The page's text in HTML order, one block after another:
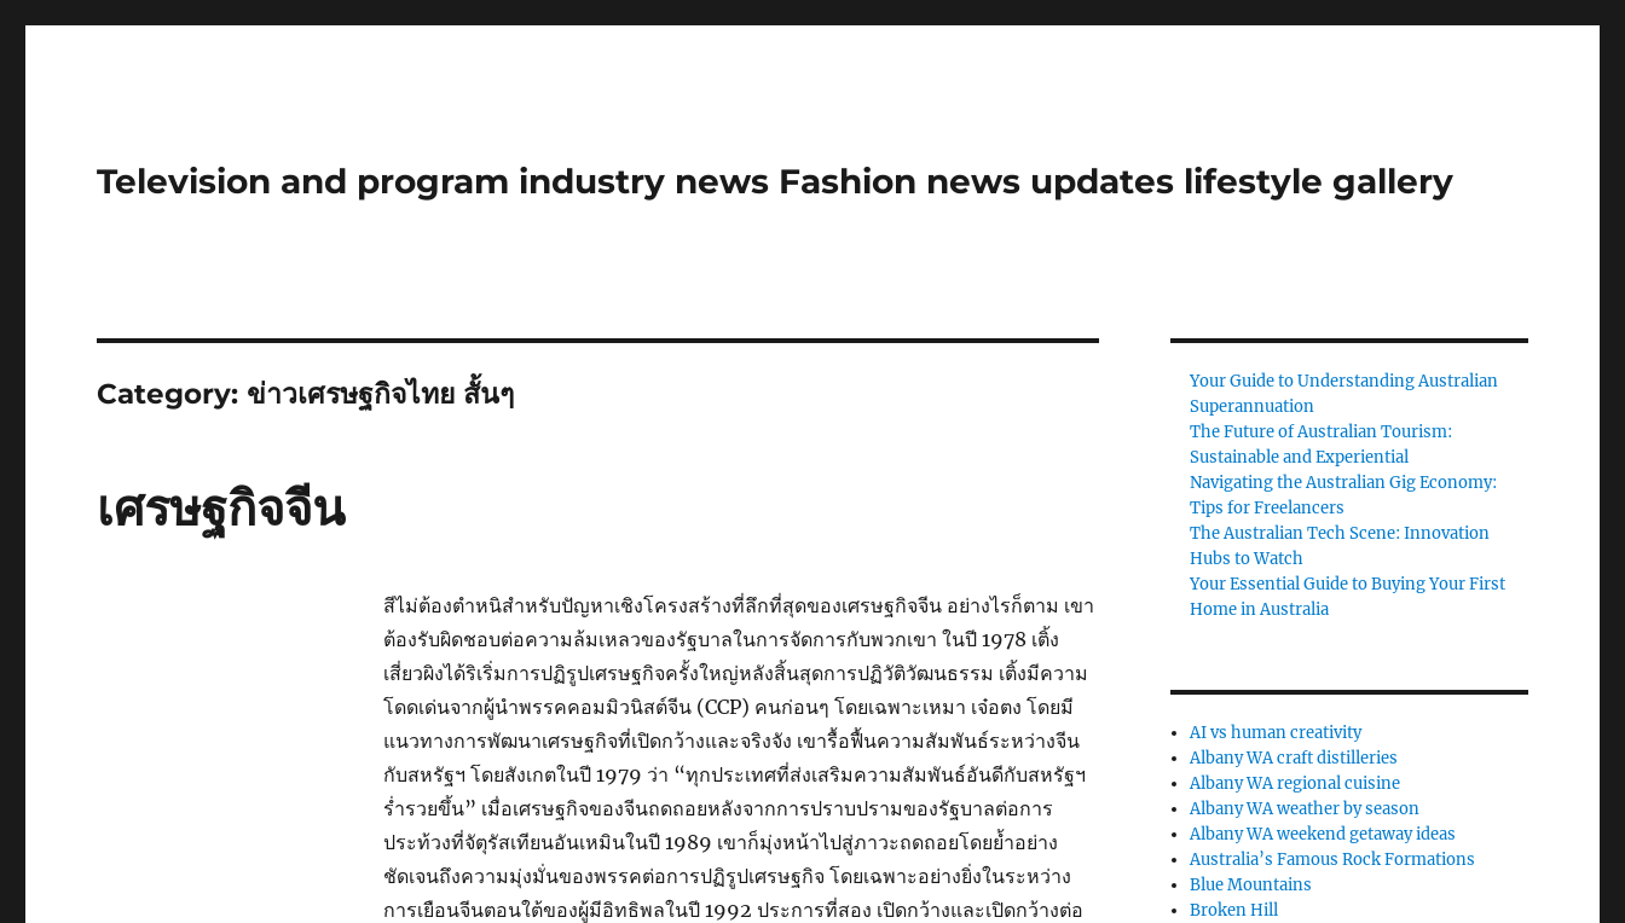
Television and program industry news Fashion news updates lifestyle gallery
Category: ข่าวเศรษฐกิจไทย สั้นๆ
เศรษฐกิจจีน
สีไม่ต้องตำหนิสำหรับปัญหาเชิงโครงสร้างที่ลึกที่สุดของเศรษฐกิจจีน อย่างไรก็ตาม เขา
ต้องรับผิดชอบต่อความล้มเหลวของรัฐบาลในการจัดการกับพวกเขา ในปี 1978 เติ้ง
เสี่ยวผิงได้ริเริ่มการปฏิรูปเศรษฐกิจครั้งใหญ่หลังสิ้นสุดการปฏิวัติวัฒนธรรม เติ้งมีความ
โดดเด่นจากผู้นำพรรคคอมมิวนิสต์จีน (CCP) คนก่อนๆ โดยเฉพาะเหมา เจ๋อตง โดยมี
แนวทางการพัฒนาเศรษฐกิจที่เปิดกว้างและจริงจัง เขารื้อฟื้นความสัมพันธ์ระหว่างจีน
กับสหรัฐฯ โดยสังเกตในปี 1979 ว่า “ทุกประเทศที่ส่งเสริมความสัมพันธ์อันดีกับสหรัฐฯ
ร่ำรวยขึ้น” เมื่อเศรษฐกิจของจีนถดถอยหลังจากการปราบปรามของรัฐบาลต่อการ
ประท้วงที่จัตุรัสเทียนอันเหมินในปี 1989 เขาก็มุ่งหน้าไปสู่ภาวะถดถอยโดยย้ำอย่าง
ชัดเจนถึงความมุ่งมั่นของพรรคต่อการปฏิรูปเศรษฐกิจ โดยเฉพาะอย่างยิ่งในระหว่าง
การเยือนจีนตอนใต้ของผู้มีอิทธิพลในปี 1992 ประการที่สอง เปิดกว้างและเปิดกว้างต่อ
Your Guide to Understanding Australian
Superannuation
The Future of Australian Tourism:
Sustainable and Experiential
Navigating the Australian Gig Economy:
Tips for Freelancers
The Australian Tech Scene: Innovation
Hubs to Watch
Your Essential Guide to Buying Your First
Home in Australia
AI vs human creativity
Albany WA craft distilleries
Albany WA regional cuisine
Albany WA weather by season
Albany WA weekend getaway ideas
Australia’s Famous Rock Formations
Blue Mountains
Broken Hill